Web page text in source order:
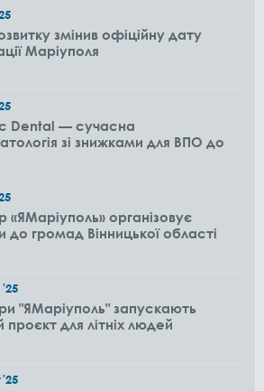
змінив офіційну дату
Маріуполя
Dental — сучасна
зі знижками для ВПО до
«ЯМаріуполь» організовує
до громад Вінницької області
'25
"ЯМаріуполь" запускають
проєкт для літніх людей
'25